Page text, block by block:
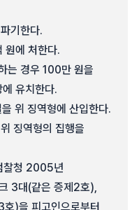
기한다.
원에 처한다.
는 경우 100만 원을
유치한다.
위 징역형에 산입한다.
징역형의 집행을
찰청 2005년
3대(같은 증제2호),
)을 피고인으로부터